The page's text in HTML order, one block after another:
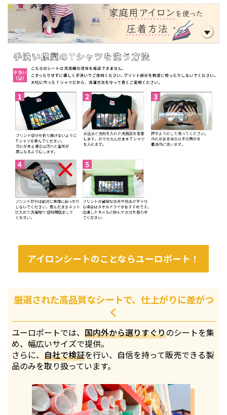
アイロンシートのことならユーロポート！
厳選された高品質なシートで、仕上がりに差がつ
く
ユーロポートでは、国内外から選りすぐりのシートを集
め、幅広いサイズで提供。
さらに、自社で検証を行い、自信を持って販売できる製
品のみを取り扱っています。